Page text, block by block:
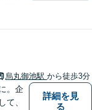
にご
烏丸御池駅 から徒歩3分
。企
て、
詳細を見
る